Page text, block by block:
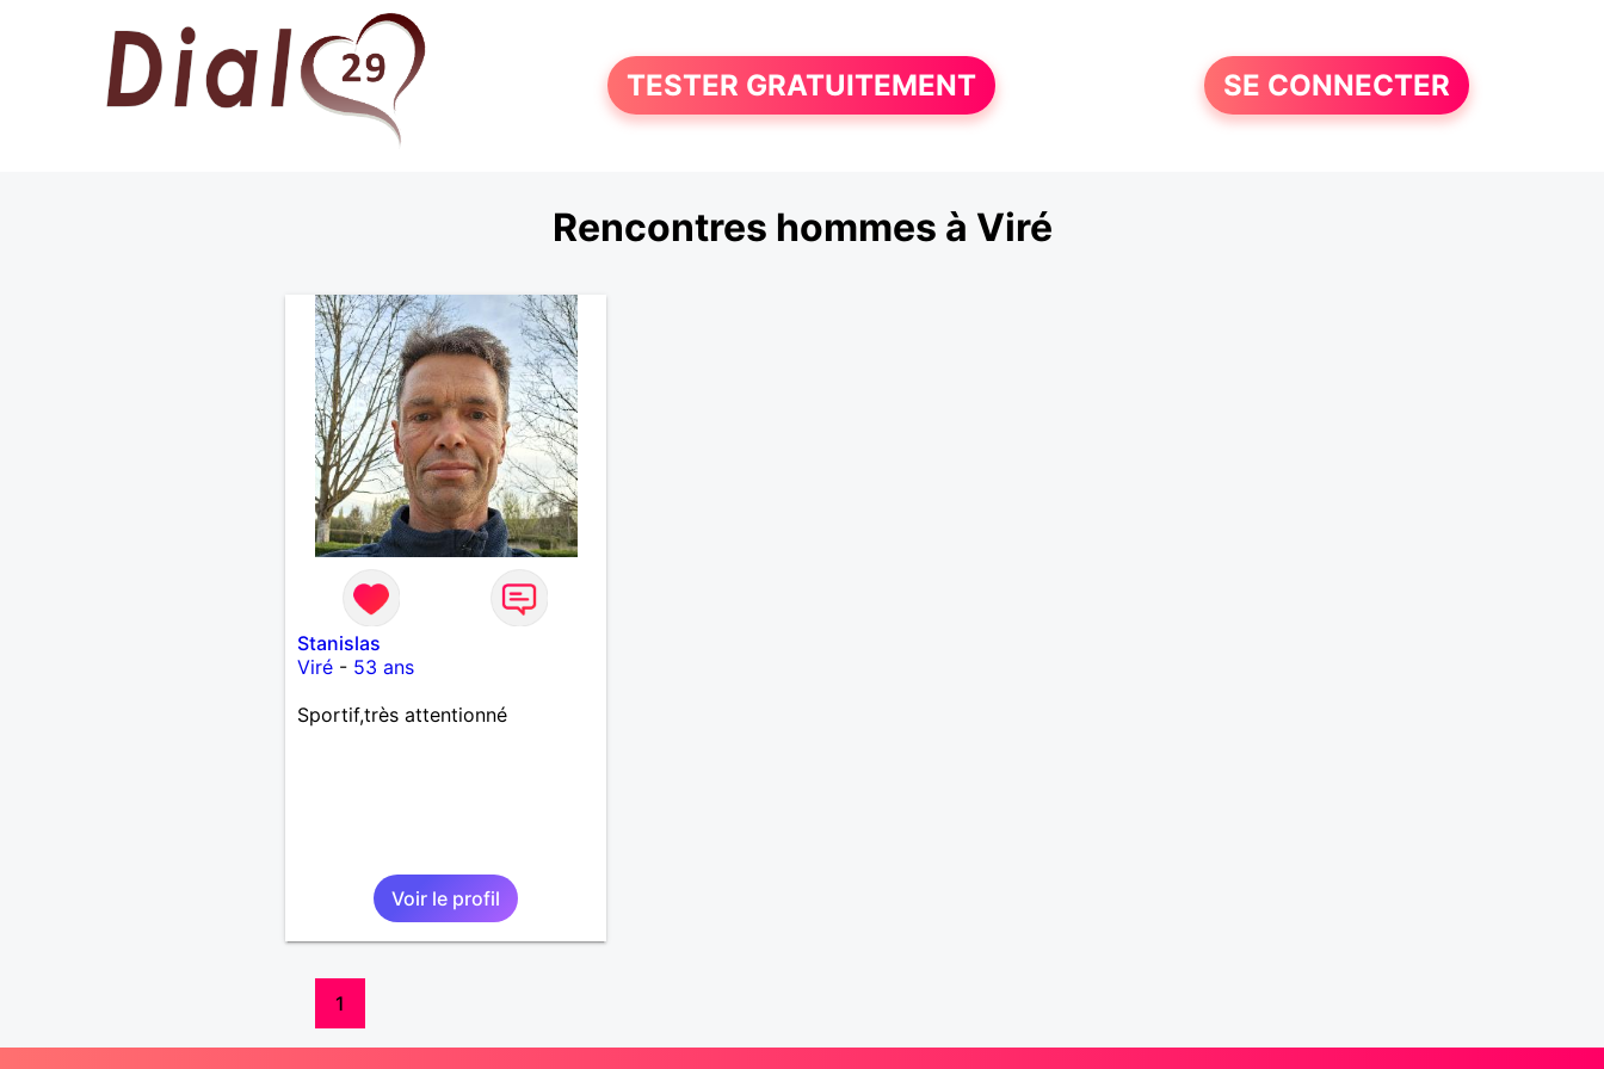
TESTER GRATUITEMENT SE CONNECTER
Rencontres hommes à Viré
Stanislas
Viré- 53 ans
Sportif,très attentionné
Voir le profil
1